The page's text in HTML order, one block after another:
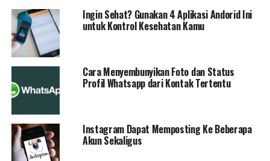
Ingin Sehat? Gunakan 4 Aplikasi Andorid Ini
untuk Kontrol Kesehatan Kamu
Cara Menyembunyikan Foto dan Status
Profil Whatsapp dari Kontak Tertentu
Instagram Dapat Memposting Ke Beberapa
Akun Sekaligus